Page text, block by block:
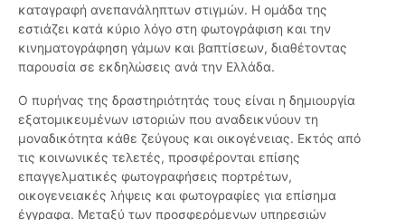
καταγραφή ανεπανάληπτων στιγμών. Η ομάδα της
εστιάζει κατά κύριο λόγο στη φωτογράφιση και την
κινηματογράφηση γάμων και βαπτίσεων, διαθέτοντας
παρουσία σε εκδηλώσεις ανά την Ελλάδα.
Ο πυρήνας της δραστηριότητάς τους είναι η δημιουργία
εξατομικευμένων ιστοριών που αναδεικνύουν τη
μοναδικότητα κάθε ζεύγους και οικογένειας. Εκτός από
τις κοινωνικές τελετές, προσφέρονται επίσης
επαγγελματικές φωτογραφήσεις πορτρέτων,
οικογενειακές λήψεις και φωτογραφίες για επίσημα
έγγραφα. Μεταξύ των προσφερόμενων υπηρεσιών